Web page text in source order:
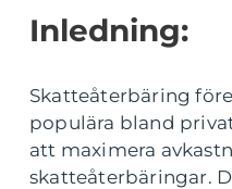
Inledning:
Skatteåterbäring
populära bland
att maximera
skatteåterbäringar.